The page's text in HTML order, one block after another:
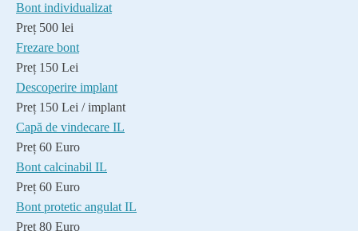
Bont individualizat
Preț 500 lei
Frezare bont
Preț 150 Lei
Descoperire implant
Preț 150 Lei / implant
Capă de vindecare IL
Preț 60 Euro
Bont calcinabil IL
Preț 60 Euro
Bont protetic angulat IL
Preț 80 Euro